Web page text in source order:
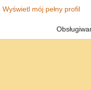
Wyświetl mój pełny profil